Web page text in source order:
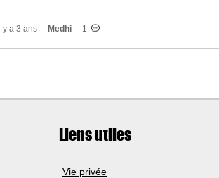
Il y a 3 ans Medhi 1
Liens utiles
Vie privée